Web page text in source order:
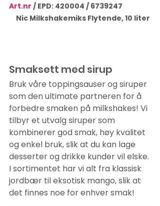
Art.nr / EPD: 420004 / 6739247
    Nic Milkshakemiks Flytende, 10 liter
Smaksett med sirup
Bruk våre toppingsauser og siruper
som den ultimate partneren for å
forbedre smaken på milkshakes! Vi
tilbyr et utvalg siruper som
kombinerer god smak, høy kvalitet
og enkel bruk, slik at du kan lage
desserter og drikke kunder vil elske.
I sortimentet har vi alt fra klassisk
jordbær til eksotisk mango, slik at
det finnes noe for enhver smak!